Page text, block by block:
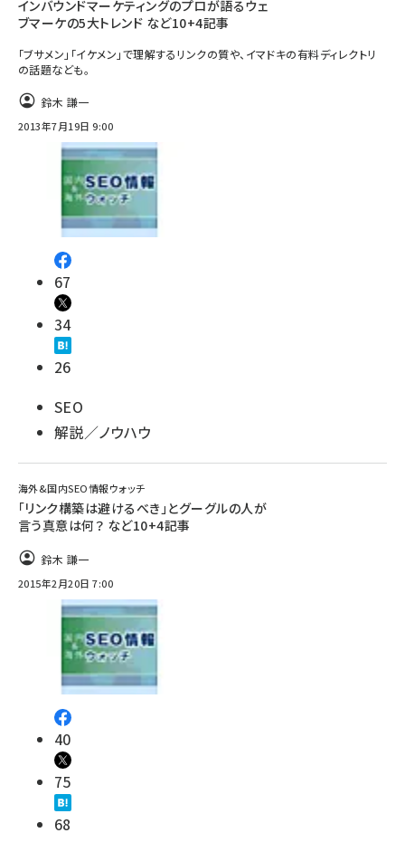
インバウンドマーケティングのプロが語るウェ
ブマーケの5大トレンド など10+4記事
「ブサメン」「イケメン」で理解するリンクの質や、イマドキの有料ディレクトリ
の話題なども。
鈴木 謙一
2013年7月19日 9:00
67
34
26
SEO
解説／ノウハウ
海外&国内SEO情報ウォッチ
「リンク構築は避けるべき」とグーグルの人が
言う真意は何？ など10+4記事
鈴木 謙一
2015年2月20日 7:00
40
75
68